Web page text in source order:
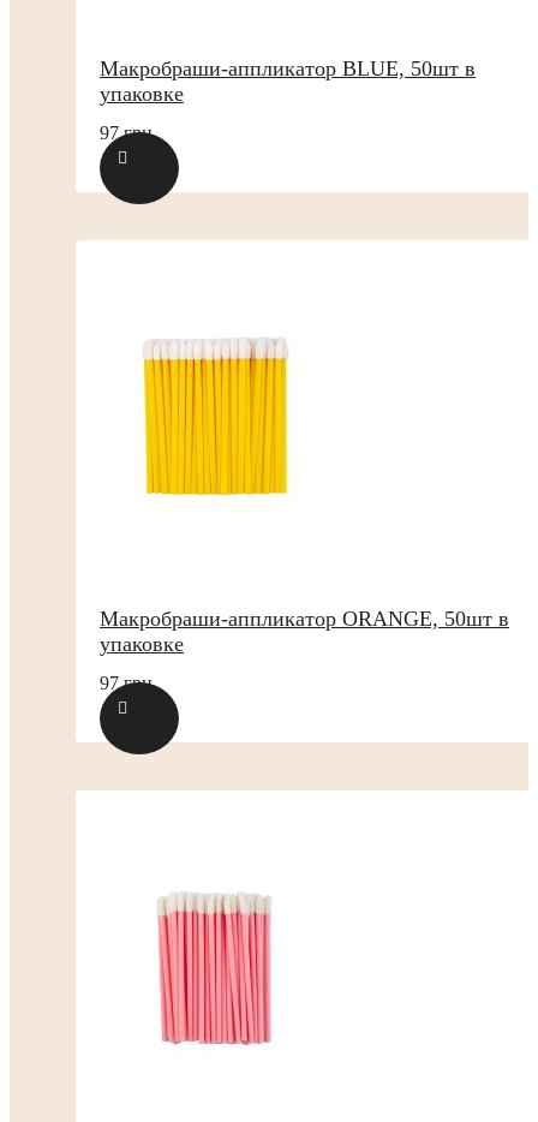
Макробраши-аппликатор BLUE, 50шт в
упаковке
97 грн.
Макробраши-аппликатор ORANGE, 50шт в
упаковке
97 грн.